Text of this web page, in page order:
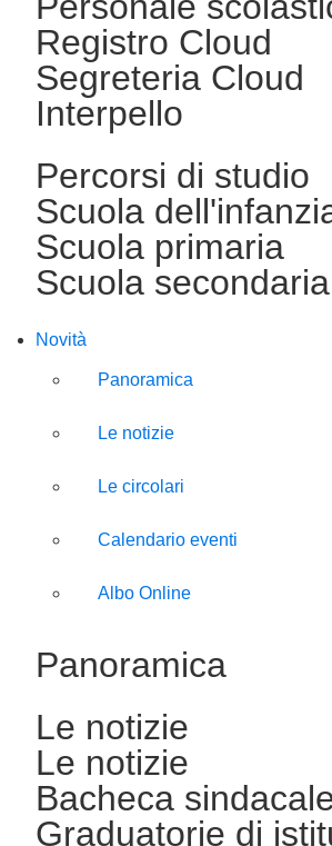
Registro Cloud
Segreteria Cloud
Interpello
Percorsi di studio
Scuola
Scuola primaria
Scuola
Novità
Panoramica
Le notizie
Le circolari
Calendario eventi
Albo Online
Panoramica
Le notizie
Le notizie
Bacheca
Graduatorie di